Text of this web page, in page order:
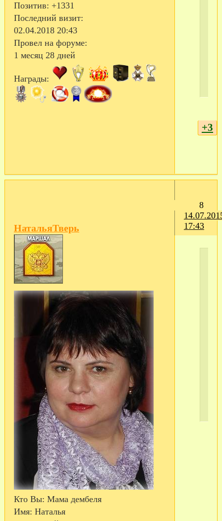
Позитив: +1331
Последний визит:
02.04.2018 20:43
Провел на форуме:
1 месяц 28 дней
Награды:
+3
8
17:43
НатальяТверь
Кто Вы: Мама дембеля
Имя: Наталья